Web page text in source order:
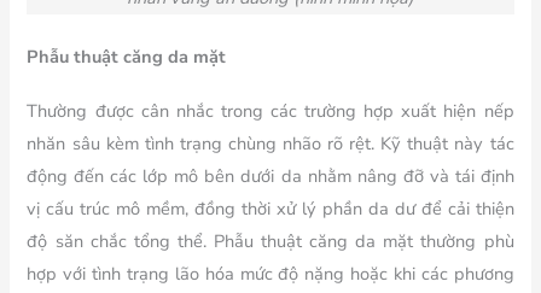
Phẫu thuật căng da mặt
Thường được cân nhắc trong các trường hợp xuất hiện nếp
nhăn sâu kèm tình trạng chùng nhão rõ rệt. Kỹ thuật này tác
động đến các lớp mô bên dưới da nhằm nâng đỡ và tái định
vị cấu trúc mô mềm, đồng thời xử lý phần da dư để cải thiện
độ săn chắc tổng thể. Phẫu thuật căng da mặt thường phù
hợp với tình trạng lão hóa mức độ nặng hoặc khi các phương